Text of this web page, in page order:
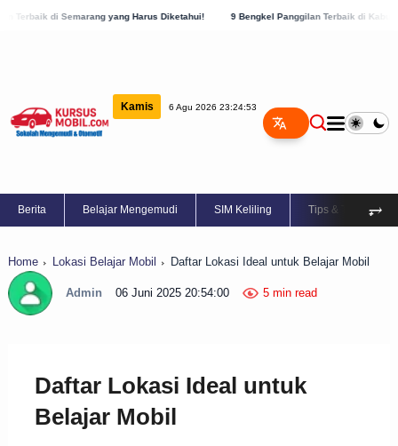
yang Harus Diketahui! 9 Bengkel Panggilan Terbaik di Kabupaten Semarang,
Kamis 6 Agu 2026 23:24:54
Berita Belajar Mengemudi SIM Keliling Tips & Trik ⥅
Home Lokasi Belajar Mobil Daftar Lokasi Ideal untuk Belajar Mobil
Admin 06 Juni 2025 20:54:00 5 min read
Daftar Lokasi Ideal untuk
Belajar Mobil